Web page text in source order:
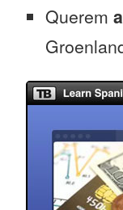
Querem